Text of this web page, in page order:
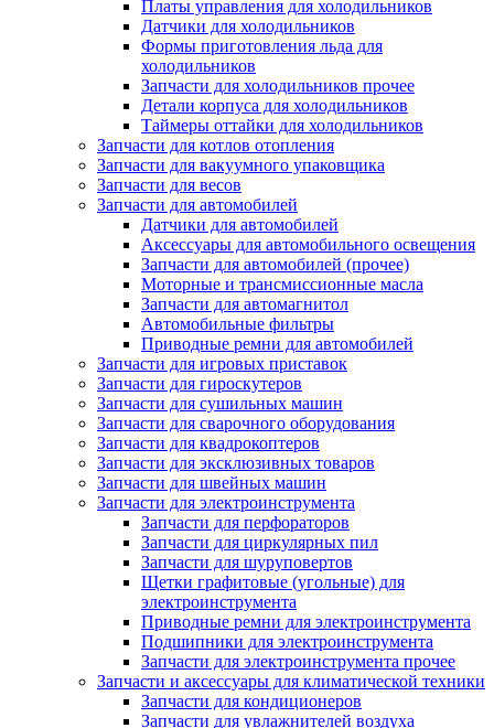
Платы управления для холодильников
Датчики для холодильников
Формы приготовления льда для
холодильников
Запчасти для холодильников прочее
Детали корпуса для холодильников
Таймеры оттайки для холодильников
Запчасти для котлов отопления
Запчасти для вакуумного упаковщика
Запчасти для весов
Запчасти для автомобилей
Датчики для автомобилей
Аксессуары для автомобильного освещения
Запчасти для автомобилей (прочее)
Моторные и трансмиссионные масла
Запчасти для автомагнитол
Автомобильные фильтры
Приводные ремни для автомобилей
Запчасти для игровых приставок
Запчасти для гироскутеров
Запчасти для сушильных машин
Запчасти для сварочного оборудования
Запчасти для квадрокоптеров
Запчасти для эксклюзивных товаров
Запчасти для швейных машин
Запчасти для электроинструмента
Запчасти для перфораторов
Запчасти для циркулярных пил
Запчасти для шуруповертов
Щетки графитовые (угольные) для
электроинструмента
Приводные ремни для электроинструмента
Подшипники для электроинструмента
Запчасти для электроинструмента прочее
Запчасти и аксессуары для климатической техники
Запчасти для кондиционеров
Запчасти для увлажнителей воздуха